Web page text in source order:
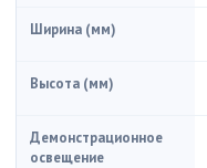
Ширина (мм)
Высота (мм)
Демонстрационное
освещение